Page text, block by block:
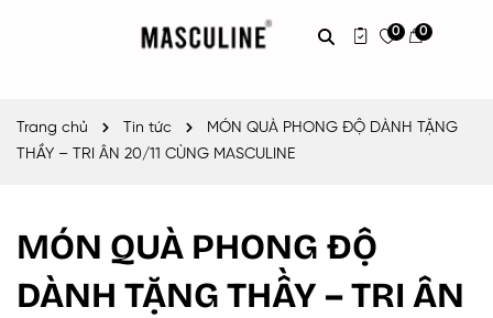
0 0
Trang chủ Tin tức
MÓN QUÀ PHONG ĐỘ DÀNH TẶNG
THẦY – TRI ÂN 20/11 CÙNG MASCULINE
MÓN QUÀ PHONG ĐỘ
DÀNH TẶNG THẦY – TRI ÂN